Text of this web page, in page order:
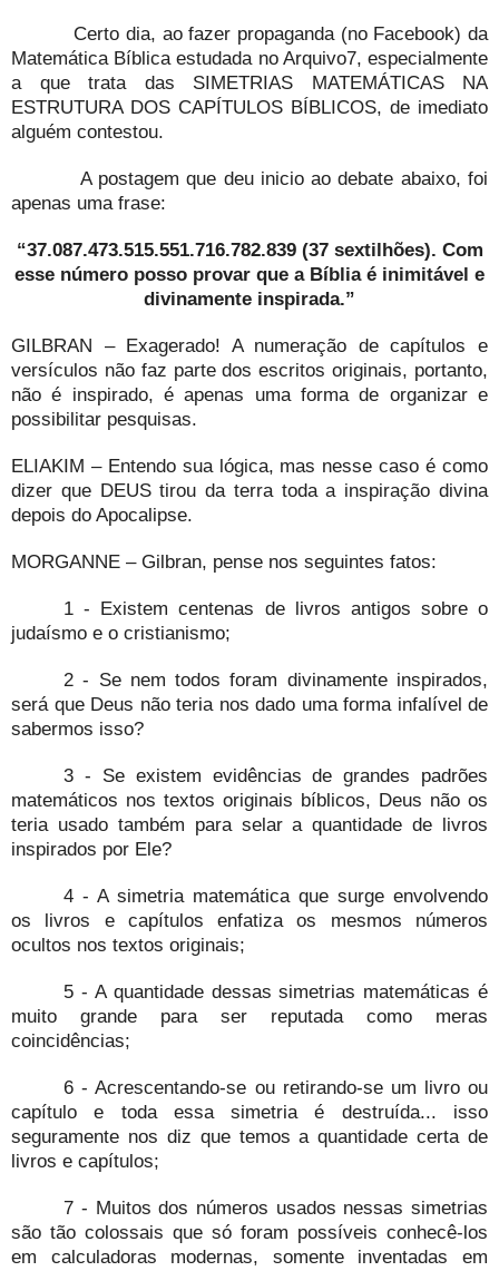
Certo dia, ao fazer propaganda (no Facebook) da
Matemática Bíblica estudada no Arquivo7, especialmente
a que trata das SIMETRIAS MATEMÁTICAS NA
ESTRUTURA DOS CAPÍTULOS BÍBLICOS, de imediato
alguém contestou.
A postagem que deu inicio ao debate abaixo, foi
apenas uma frase:
“37.087.473.515.551.716.782.839 (37 sextilhões). Com
esse número posso provar que a Bíblia é inimitável e
divinamente inspirada.”
GILBRAN – Exagerado! A numeração de capítulos e
versículos não faz parte dos escritos originais, portanto,
não é inspirado, é apenas uma forma de organizar e
possibilitar pesquisas.
ELIAKIM – Entendo sua lógica, mas nesse caso é como
dizer que DEUS tirou da terra toda a inspiração divina
depois do Apocalipse.
MORGANNE – Gilbran, pense nos seguintes fatos:
1 - Existem centenas de livros antigos sobre o
judaísmo e o cristianismo;
2 - Se nem todos foram divinamente inspirados,
será que Deus não teria nos dado uma forma infalível de
sabermos isso?
3 - Se existem evidências de grandes padrões
matemáticos nos textos originais bíblicos, Deus não os
teria usado também para selar a quantidade de livros
inspirados por Ele?
4 - A simetria matemática que surge envolvendo
os livros e capítulos enfatiza os mesmos números
ocultos nos textos originais;
5 - A quantidade dessas simetrias matemáticas é
muito grande para ser reputada como meras
coincidências;
6 - Acrescentando-se ou retirando-se um livro ou
capítulo e toda essa simetria é destruída... isso
seguramente nos diz que temos a quantidade certa de
livros e capítulos;
7 - Muitos dos números usados nessas simetrias
são tão colossais que só foram possíveis conhecê-los
em calculadoras modernas, somente inventadas em